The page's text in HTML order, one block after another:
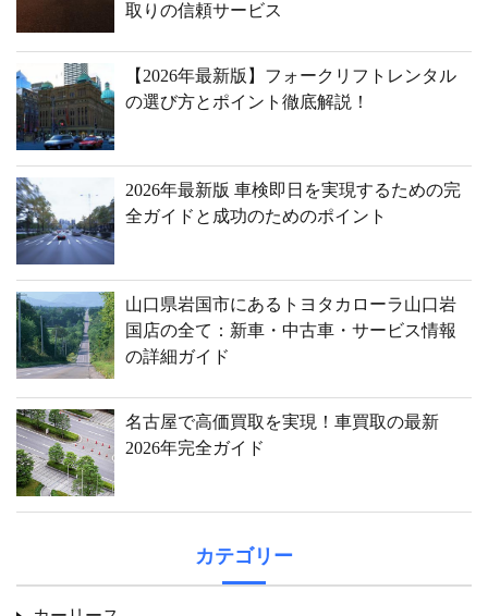
取りの信頼サービス
【2026年最新版】フォークリフトレンタル
の選び方とポイント徹底解説！
2026年最新版 車検即日を実現するための完
全ガイドと成功のためのポイント
山口県岩国市にあるトヨタカローラ山口岩
国店の全て：新車・中古車・サービス情報
の詳細ガイド
名古屋で高価買取を実現！車買取の最新
2026年完全ガイド
カテゴリー